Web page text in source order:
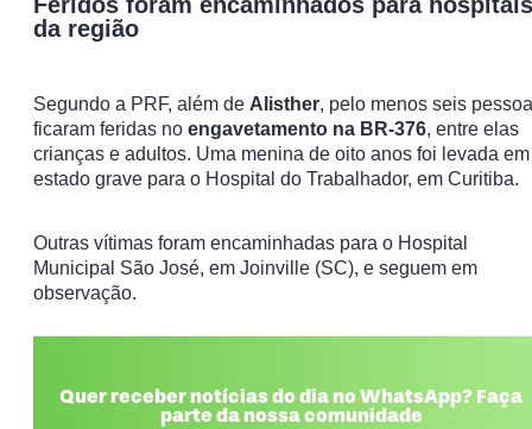
da região
Segundo a PRF, além de Alisther, pelo menos seis
ficaram feridas no engavetamento na BR-376, entre elas
crianças e adultos. Uma menina de oito anos foi levada em
estado grave para o Hospital do Trabalhador, em Curitiba.
Outras vítimas foram encaminhadas para o Hospital
Municipal São José, em Joinville (SC), e seguem em
observação.
Quer receber notícias do dia no WhatsApp? Faça
parte da nossa comunidade